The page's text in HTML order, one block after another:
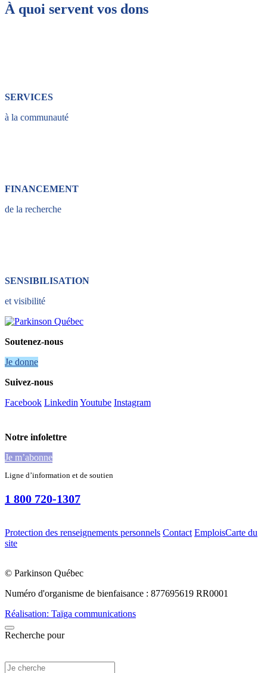
À quoi servent vos dons
SERVICES
à la communauté
FINANCEMENT
de la recherche
SENSIBILISATION
et visibilité
Soutenez-nous
Je donne
Suivez-nous
Facebook Linkedin Youtube Instagram
Notre infolettre
Je m’abonne
Ligne d’information et de soutien
1 800 720-1307
Protection des renseignements personnels Contact EmploisCarte du
site
© Parkinson Québec
Numéro d'organisme de bienfaisance : 877695619 RR0001
Réalisation: Taïga communications
Recherche pour